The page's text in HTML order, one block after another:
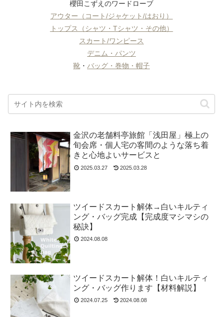
櫻田こずえのワードローブ
アウター（コート/ジャケット/はおり）
トップス（シャツ・Tシャツ・その他）
スカート/ワンピース
デニム・パンツ
靴 ・ バッグ・巻物・帽子
金沢の老舗料亭旅館「浅田屋」極上の
旬会席・個人宅の客間のような落ち着
きと心地よいサービスと
2025.03.27 2025.03.28
ツイードスカート解体→白いキルティ
ング・バッグ完成【完成度マシマシの
秘訣】
2024.08.08
ツイードスカート解体！白いキルティ
ング・バッグ作ります【材料解説】
2024.07.25 2024.08.08